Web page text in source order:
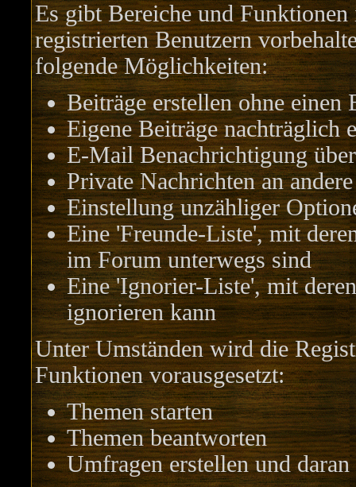
Es gibt Bereiche und
registrierten Benutzern
folgende Möglichkeiten:
Beiträge erstellen ohne einen
Eigene Beiträge nachträglich
E-Mail Benachrichtigung
Private Nachrichten an
Einstellung unzähliger
Eine 'Freunde-Liste', mit
im Forum unterwegs sind
Eine 'Ignorier-Liste', mit
ignorieren kann
Unter Umständen wird die
Funktionen vorausgesetzt:
Themen starten
Themen beantworten
Umfragen erstellen und